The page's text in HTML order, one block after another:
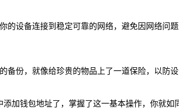
设备连接到稳定可靠的网络，避免因网络问
备份，就像给珍贵的物品上了一道保险，以防
加钱包地址了，掌握了这一基本操作，你就